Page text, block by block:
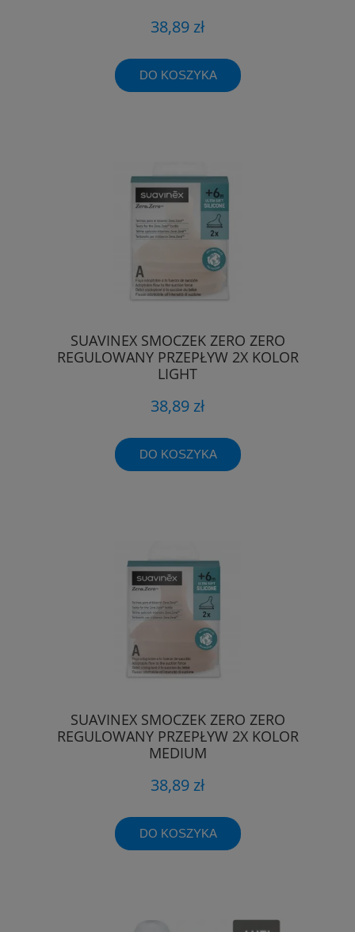
38,89 zł
DO KOSZYKA
SUAVINEX SMOCZEK ZERO ZERO
REGULOWANY PRZEPŁYW 2X KOLOR
LIGHT
38,89 zł
DO KOSZYKA
SUAVINEX SMOCZEK ZERO ZERO
REGULOWANY PRZEPŁYW 2X KOLOR
MEDIUM
38,89 zł
DO KOSZYKA